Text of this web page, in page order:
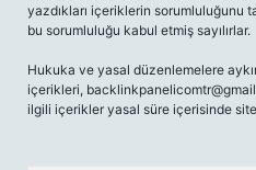
yazdıkları içeriklerin sorumluluğunu
bu sorumluluğu kabul etmiş sayılırlar.
Hukuka ve yasal düzenlemelere
içerikleri,
ilgili içerikler yasal süre içerisinde